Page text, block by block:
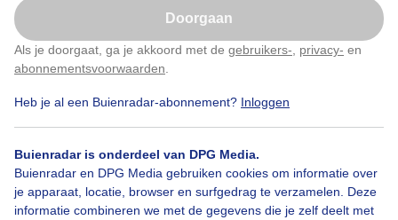
Doorgaan
Als je doorgaat, ga je akkoord met de gebruikers- privacy- en
abonnementsvoorwaarden
Heb je al een Buienradar-abonnement? Inloggen
Buienradar is onderdeel van DPG Media.
Buienradar en DPG Media gebruiken cookies om informatie over
je apparaat, locatie, browser en surfgedrag te verzamelen. Deze
informatie combineren we met de gegevens die je zelf deelt met
Donderdagochtend op Schiermonnikoog. Zon met
wat sluierbewolking en minder wind. Temperatuur
9c. In de luwte aangenaam.
Zon Dieren
Klik hierom dit aan te passen